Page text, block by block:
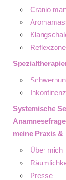
Cranio
Inkontinenz
Systemische
meine Praxis &
Über mich
Presse